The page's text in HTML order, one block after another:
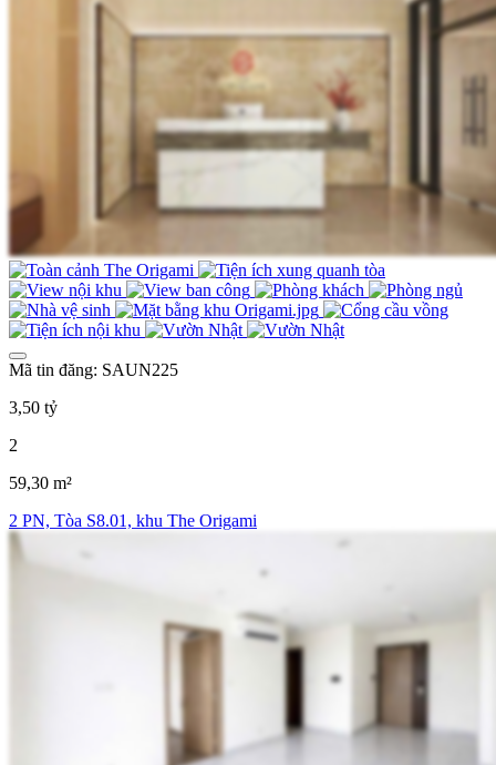
Mã tin đăng: SAUN225
3,50 tỷ
2
59,30 m²
2 PN, Tòa S8.01, khu The Origami